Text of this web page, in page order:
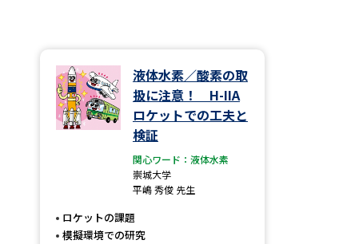
液体水素／酸素の取
扱に注意！ H-IIA
ロケットでの工夫と
検証
関心ワード：液体水素
崇城大学
平嶋 秀俊 先生
ロケットの課題
模擬環境での研究